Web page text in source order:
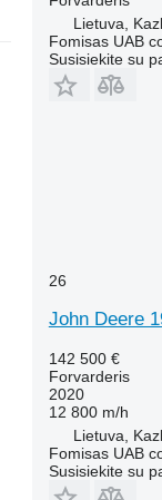
Lietuva,
Fomisas UAB
Susisiekite su
26
John Deere
142 500 €
Forvarderis
2020
12 800 m/h
Lietuva,
Fomisas UAB
Susisiekite su